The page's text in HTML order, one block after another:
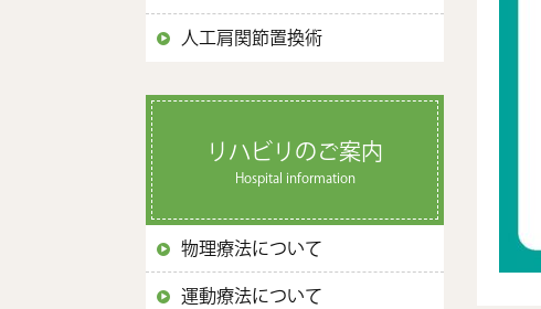
人工肩関節置換術
リハビリのご案内
Hospital information
物理療法について
運動療法について